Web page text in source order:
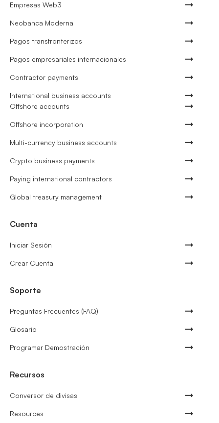
Empresas Web3
Neobanca Moderna
Pagos transfronterizos
Pagos empresariales internacionales
Contractor payments
International business accounts
Offshore accounts
Offshore incorporation
Multi-currency business accounts
Crypto business payments
Paying international contractors
Global treasury management
Cuenta
Iniciar Sesión
Crear Cuenta
Soporte
Preguntas Frecuentes (FAQ)
Glosario
Programar Demostración
Recursos
Conversor de divisas
Resources